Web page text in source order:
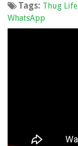
Tags: Thug Life
WhatsApp